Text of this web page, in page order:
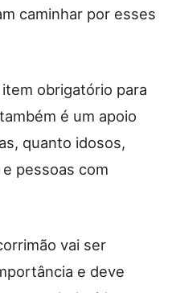
caminhar por esses
obrigatório para
é um apoio
quanto idosos,
pessoas com
vai ser
e deve